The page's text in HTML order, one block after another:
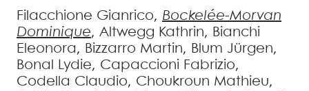
Filacchione Gianrico, Bockelée-Morvan
Dominique, Altwegg Kathrin, Bianchi
Eleonora, Bizzarro Martin, Blum Jürgen,
Bonal
Lydie, Capaccioni Fabrizio,
Codella Claudio, Choukroun Mathieu,